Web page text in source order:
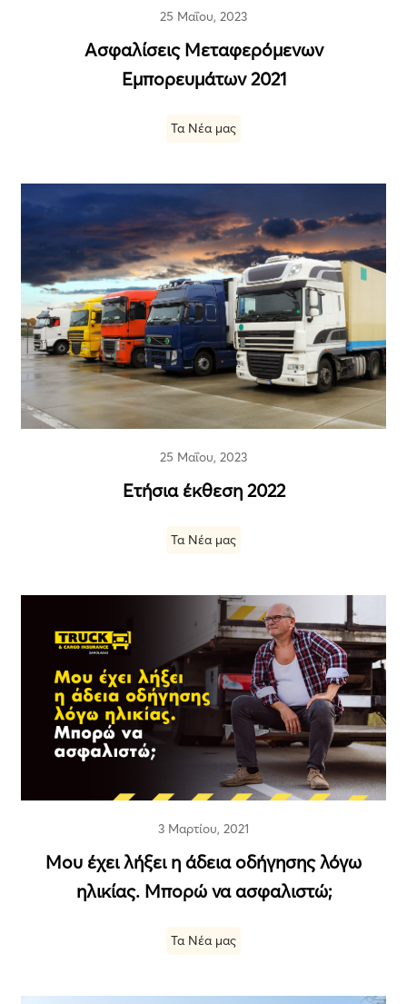
25 Μαΐου, 2023
Ασφαλίσεις Μεταφερόμενων
Εμπορευμάτων 2021
Τα Νέα μας
25 Μαΐου, 2023
Ετήσια έκθεση 2022
Τα Νέα μας
3 Μαρτίου, 2021
Μου έχει λήξει η άδεια οδήγησης λόγω
ηλικίας. Μπορώ να ασφαλιστώ;
Τα Νέα μας